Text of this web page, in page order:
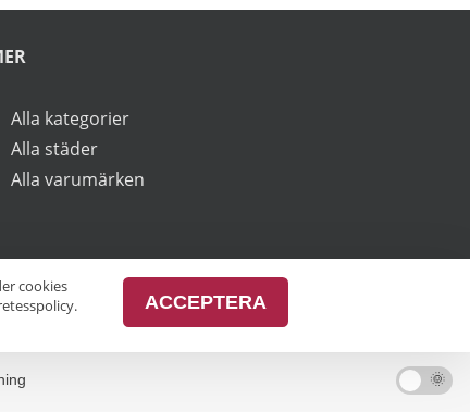
cookies
ACCEPTERA